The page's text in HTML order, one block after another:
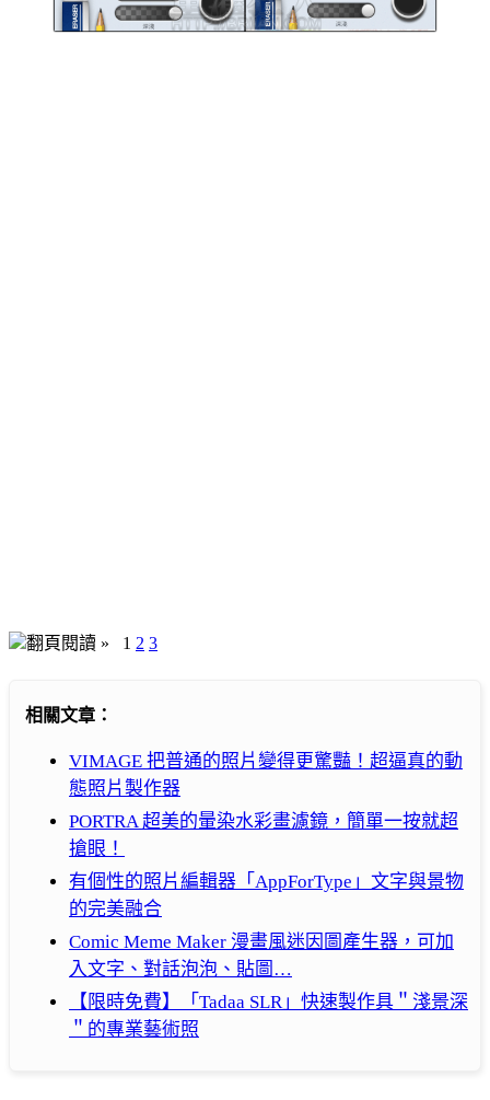
翻頁閱讀 » 1 2 3
相關文章：
VIMAGE 把普通的照片變得更驚豔！超逼真的動
態照片製作器
PORTRA 超美的暈染水彩畫濾鏡，簡單一按就超
搶眼！
有個性的照片編輯器「AppForType」文字與景物
的完美融合
Comic Meme Maker 漫畫風迷因圖產生器，可加
入文字、對話泡泡、貼圖…
【限時免費】「Tadaa SLR」快速製作具＂淺景深
＂的專業藝術照